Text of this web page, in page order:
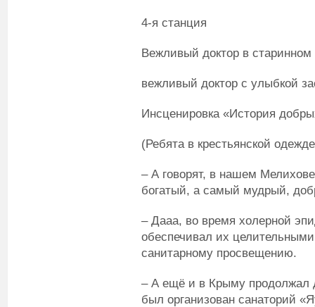
4-я станция
Вежливый доктор в
вежливый доктор с улыбкой
Инсценировка «История
(Ребята в крестьянской
– А говорят, в нашем
богатый, а самый мудрый,
– Дааа, во время холерной
обеспечивал их
санитарному просвещению.
– А ещё и в Крыму продолжал
был организован санаторий